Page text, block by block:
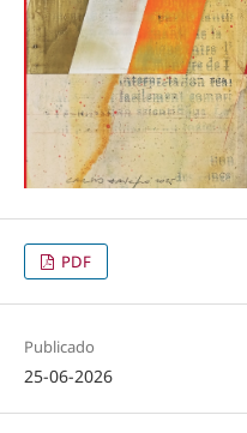
PDF
Publicado
25-06-2026